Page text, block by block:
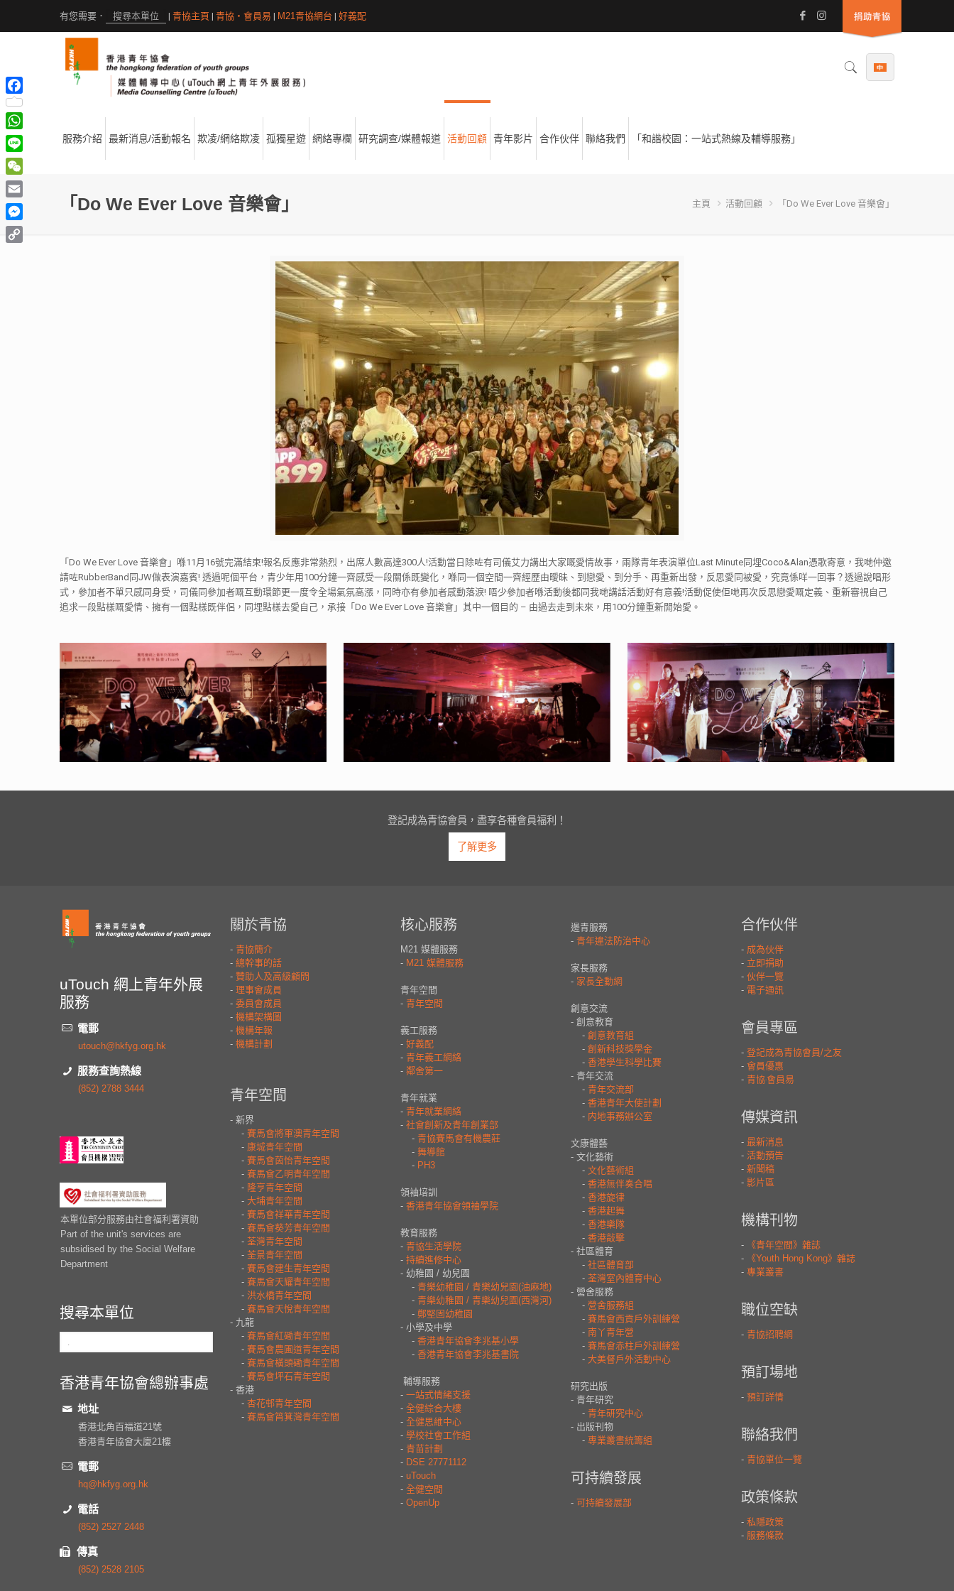
| 青協主頁 | 青協・會員易 | M21青協網台 | 好義配
服務介紹 最新消息/活動報名 欺凌/網絡欺凌 孤獨星遊 網絡專欄 研究調查/媒體報道 活動回顧 青年影片 合作伙伴 聯絡我們 「和諧校園：一站式熱線及輔導服務」
「Do We Ever Love 音樂會」 主頁 活動回顧 「Do We Ever Love 音樂會」
「Do We Ever Love 音樂會」喺11月16號完滿結束!報名反應非常熱烈，出席人數高達300人!活動當日除咗有司儀艾力講出大家嘅愛情故事，兩隊青年表演單位Last Minute同埋Coco&Alan憑歌寄意，我哋仲邀
請咗RubberBand同JW做表演嘉賓! 透過呢個平台，青少年用100分鐘一齊感受一段關係既變化，喺同一個空間一齊經歷由曖昧、到戀愛、到分手、再重新出發，反思愛同被愛，究竟係咩一回事？透過說唱形
式，參加者不單只感同身受，司儀同參加者嘅互動環節更一度令全場氣氛高漲，同時亦有參加者感動落淚! 唔少參加者喺活動後都同我哋講話活動好有意義!活動促使佢哋再次反思戀愛嘅定義、重新審視自己
追求一段點樣嘅愛情、擁有一個點樣既伴侶，同埋點樣去愛自己，承接「Do We Ever Love 音樂會」其中一個目的 – 由過去走到未來，用100分鐘重新開始愛。
登記成為青協會員，盡享各種會員福利！
了解更多
uTouch 網上青年外展
服務
電郵
utouch@hkfyg.org.hk
服務查詢熱線
(852) 2788 3444
本單位部分服務由社會福利署資助
Part of the unit's services are
subsidised by the Social Welfare
Department
搜尋本單位
香港青年協會總辦事處
地址
香港北角百福道21號
香港青年協會大廈21樓
電郵
hq@hkfyg.org.hk
電話
(852) 2527 2448
傳真
(852) 2528 2105
Facebook
WhatsApp
Line
WeChat
Email
Messenger